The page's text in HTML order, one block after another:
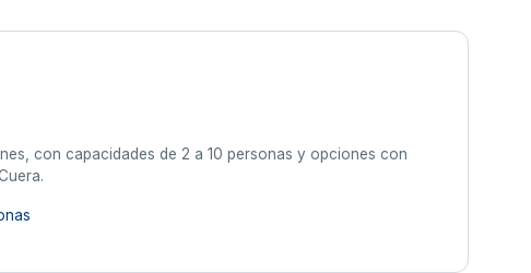
con capacidades de 2 a 10 personas y opciones con